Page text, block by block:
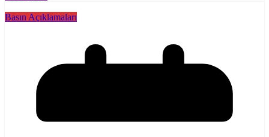
Basın Açıklamaları